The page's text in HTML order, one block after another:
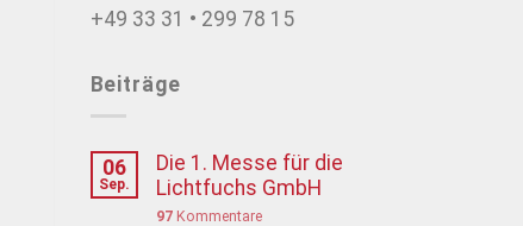
+49 33 31 • 299 78 15
Beiträge
06
Sep.
Die 1. Messe für die
Lichtfuchs GmbH
97Kommentare